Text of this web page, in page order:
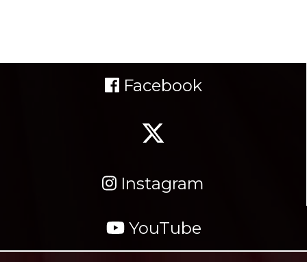
Facebook
Instagram
YouTube